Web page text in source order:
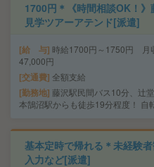
1700円＊《時間相談OK！》
見学ツアーアテンド[派遣]
給 与 時給1700円～1750円 月
47,000円
交通費 全額支給
勤務地 藤沢駅民間バス10分、辻
本鵠沼駅からも徒歩19分程度！ 自
基本定時で帰れる＊未経験
入力など[派遣]